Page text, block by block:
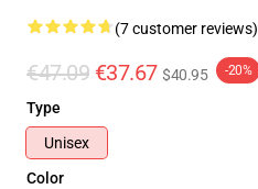
(7 customer reviews)
€47.09 €37.67 $40.95 -20%
Type
Unisex
Color